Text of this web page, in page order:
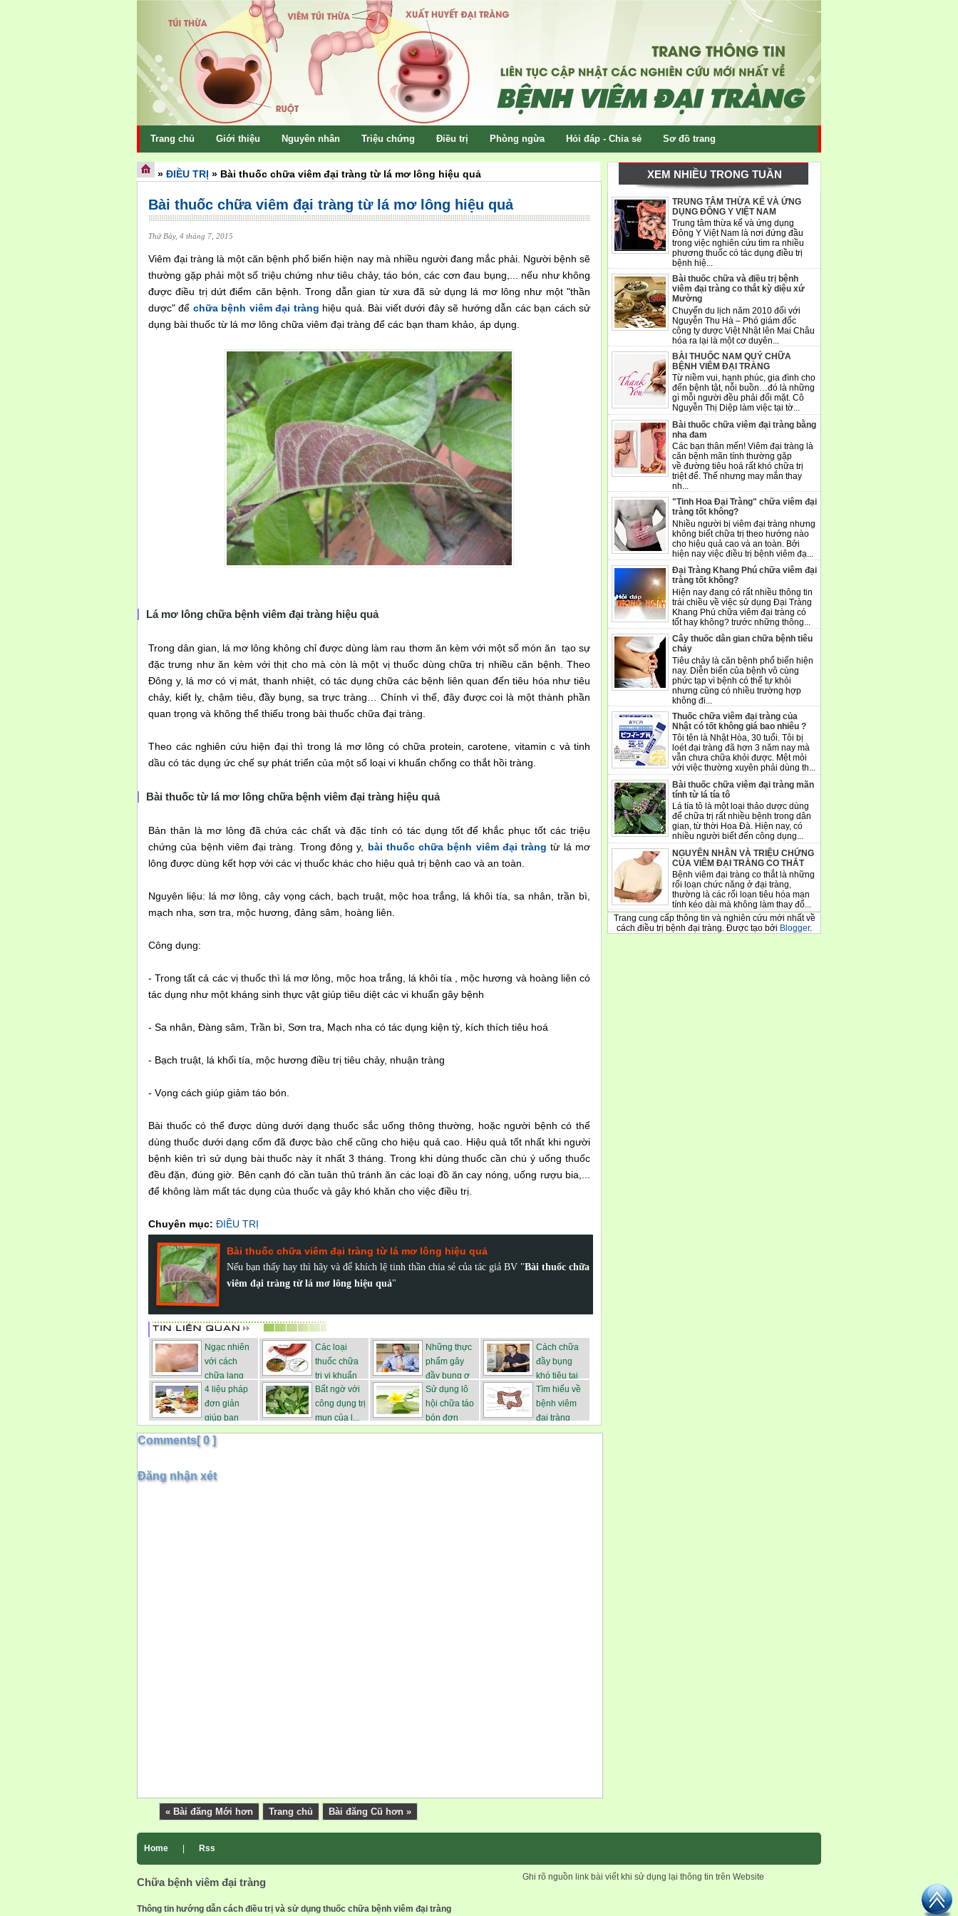
Trang chủ Giới thiệu Nguyên nhân Triệu chứng Điều trị Phòng ngừa Hỏi đáp - Chia sẻ Sơ đồ trang
XEM NHIỀU TRONG TUẦN
TRUNG TÂM THỪA KẾ VÀ ỨNG
DỤNG ĐÔNG Y VIỆT NAM
Trung tâm thừa kế và ứng dụng
Đông Y Việt Nam là nơi đứng đầu
trong việc nghiên cứu tìm ra nhiều
phương thuốc có tác dụng điều trị
bệnh hiệ...
Bài thuốc chữa và điều trị bệnh
viêm đại tràng co thắt kỳ diệu xứ
Mường
Chuyến du lịch năm 2010 đối với
Nguyễn Thu Hà – Phó giám đốc
công ty dược Việt Nhật lên Mai Châu
hóa ra lại là một cơ duyên...
BÀI THUỐC NAM QUÝ CHỮA
BỆNH VIÊM ĐẠI TRÀNG
Từ niềm vui, hạnh phúc, gia đình cho
đến bệnh tật, nỗi buồn…đó là những
gì mỗi người đều phải đối mặt. Cô
Nguyễn Thị Diệp làm việc tại tờ...
Bài thuốc chữa viêm đại tràng bằng
nha đam
Các bạn thân mến! Viêm đại tràng là
căn bệnh mãn tính thường gặp
về đường tiêu hoá rất khó chữa trị
triệt để. Thế nhưng may mắn thay
nh...
"Tinh Hoa Đại Tràng" chữa viêm đại
tràng tốt không?
Nhiều người bị viêm đại tràng nhưng
không biết chữa trị theo hướng nào
cho hiệu quả cao và an toàn. Bởi
hiện nay việc điều trị bệnh viêm đạ...
Đại Tràng Khang Phú chữa viêm đại
tràng tốt không?
Hiện nay đang có rất nhiều thông tin
trái chiều về việc sử dụng Đại Tràng
Khang Phú chữa viêm đại tràng có
tốt hay không? trước những thông...
Cây thuốc dân gian chữa bệnh tiêu
chảy
Tiêu chảy là căn bệnh phổ biến hiện
nay. Diễn biến của bệnh vô cùng
phức tạp vì bệnh có thể tự khỏi
nhưng cũng có nhiều trường hợp
không đi...
Thuốc chữa viêm đại tràng của
Nhật có tốt không giá bao nhiêu ?
Tôi tên là Nhật Hòa, 30 tuổi. Tôi bị
loét đại tràng đã hơn 3 năm nay mà
vẫn chưa chữa khỏi được. Mệt mỏi
với việc thường xuyên phải dùng th...
Bài thuốc chữa viêm đại tràng mãn
tính từ lá tía tô
Lá tía tô là một loại thảo dược dùng
để chữa trị rất nhiều bệnh trong dân
gian, từ thời Hoa Đà. Hiện nay, có
nhiều người biết đến công dụng...
NGUYÊN NHÂN VÀ TRIỆU CHỨNG
CỦA VIÊM ĐẠI TRÀNG CO THẮT
Bệnh viêm đại tràng co thắt là những
rối loạn chức năng ở đại tràng,
thường là các rối loạn tiêu hóa mạn
tính kéo dài mà không làm thay đổ...
Trang cung cấp thông tin và nghiên cứu mới nhất về
cách điều trị bệnh đại tràng. Được tạo bởi Blogger.
» ĐIỀU TRỊ » Bài thuốc chữa viêm đại tràng từ lá mơ lông hiệu quả
Bài thuốc chữa viêm đại tràng từ lá mơ lông hiệu quả
Thứ Bảy, 4 tháng 7, 2015
Viêm đại tràng là một căn bệnh phổ biến hiện nay mà nhiều người đang mắc phải. Người bệnh sẽ
thường gặp phải một số triệu chứng như tiêu chảy, táo bón, các cơn đau bụng,... nếu như không
được điều trị dứt điểm căn bệnh. Trong dẫn gian từ xưa đã sử dụng lá mơ lông như một "thần
dược" để chữa bệnh viêm đại tràng hiệu quả. Bài viết dưới đây sẽ hướng dẫn các bạn cách sử
dụng bài thuốc từ lá mơ lông chữa viêm đại tràng để các bạn tham khảo, áp dụng.
Lá mơ lông chữa bệnh viêm đại tràng hiệu quả
Trong dân gian, lá mơ lông không chỉ được dùng làm rau thơm ăn kèm với một số món ăn tạo sự
đặc trưng như ăn kèm với thịt cho mà còn là một vị thuốc dùng chữa trị nhiều căn bệnh. Theo
Đông y, lá mơ có vị mát, thanh nhiệt, có tác dụng chữa các bệnh liên quan đến tiêu hóa như tiêu
chảy, kiết lỵ, chậm tiêu, đầy bụng, sa trực tràng… Chính vì thế, đây được coi là một thành phần
quan trọng và không thể thiếu trong bài thuốc chữa đại tràng.
Theo các nghiên cứu hiện đại thì trong lá mơ lông có chữa protein, carotene, vitamin c và tinh
dầu có tác dụng ức chế sự phát triển của một số loại vi khuẩn chống co thắt hồi tràng.
Bài thuốc từ lá mơ lông chữa bệnh viêm đại tràng hiệu quả
Bản thân là mơ lông đã chứa các chất và đặc tính có tác dụng tốt để khắc phục tốt các triệu
chứng của bệnh viêm đại tràng. Trong đông y, bài thuốc chữa bệnh viêm đại tràng từ lá mơ
lông được dùng kết hợp với các vị thuốc khác cho hiệu quả trị bệnh cao và an toàn.
Nguyên liệu: lá mơ lông, cây vọng cách, bạch truật, mộc hoa trắng, lá khôi tía, sa nhân, trần bì,
mạch nha, sơn tra, mộc hương, đảng sâm, hoàng liên.
Công dụng:
- Trong tất cả các vị thuốc thì lá mơ lông, mộc hoa trắng, lá khôi tía , mộc hương và hoàng liên có
tác dụng như một kháng sinh thực vật giúp tiêu diệt các vi khuẩn gây bệnh
- Sa nhân, Đàng sâm, Trần bì, Sơn tra, Mạch nha có tác dụng kiện tỳ, kích thích tiêu hoá
- Bạch truật, lá khối tía, mộc hương điều trị tiêu chảy, nhuận tràng
- Vọng cách giúp giảm táo bón.
Bài thuốc có thể được dùng dưới dạng thuốc sắc uống thông thường, hoặc người bệnh có thể
dùng thuốc dưới dạng cốm đã được bào chế cũng cho hiệu quả cao. Hiệu quả tốt nhất khi người
bệnh kiên trì sử dụng bài thuốc này ít nhất 3 tháng. Trong khi dùng thuốc cần chú ý uống thuốc
đều đặn, đúng giờ. Bên cạnh đó cần tuân thủ tránh ăn các loại đồ ăn cay nóng, uống rượu bia,...
để không làm mất tác dụng của thuốc và gây khó khăn cho việc điều trị.
Chuyên mục: ĐIỀU TRỊ
Bài thuốc chữa viêm đại tràng từ lá mơ lông hiệu quả
Nếu bạn thấy hay thì hãy và để khích lệ tinh thần chia sẻ của tác giả BV "Bài thuốc chữa
viêm đại tràng từ lá mơ lông hiệu quả"
Ngạc nhiên
với cách
chữa lang
ben b...
Các loại
thuốc chữa
trị vi khuẩn
hp...
Những thực
phẩm gây
đầy bụng ợ
hơi ...
Cách chữa
đầy bụng
khó tiêu tại
nhà...
4 liệu pháp
đơn giản
giúp bạn
kiểm ...
Bất ngờ với
công dụng trị
mụn của l...
Sử dụng lô
hội chữa táo
bón đơn
giả...
Tìm hiểu về
bệnh viêm
đại tràng
sig...
Comments[ 0 ]
Đăng nhận xét
« Bài đăng Mới hơn Trang chủ Bài đăng Cũ hơn »
Home | Rss
Chữa bệnh viêm đại tràng
Thông tin hướng dẫn cách điều trị và sử dụng thuốc chữa bệnh viêm đại tràng
Ghi rõ nguồn link bài viết khi sử dụng lại thông tin trên Website